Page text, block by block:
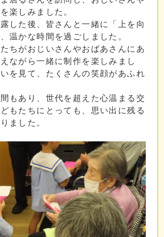
楽しみました。
した後、皆さんと一緒に「上を向
温かな時間を過ごしました。
ちがおじいさんやおばあさんにあ
ながら一緒に制作を楽しみまし
を見て、たくさんの笑顔があふれ
もあり、世代を超えた心温まる交
もたちにとっても、思い出に残る
ました。